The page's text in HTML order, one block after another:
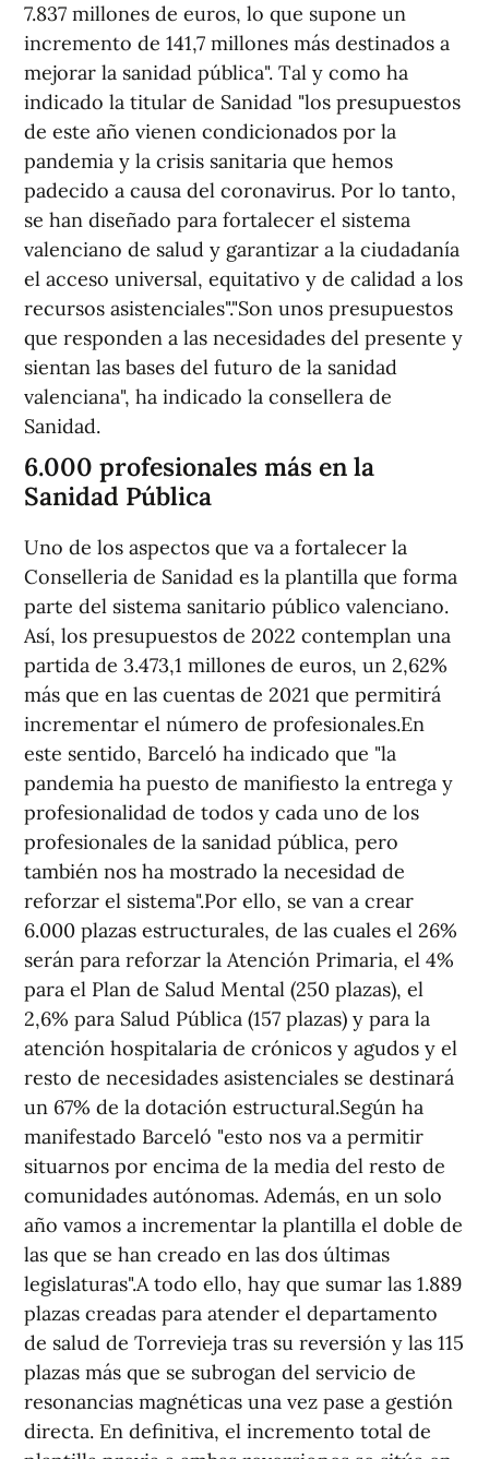
7.837 millones de euros, lo que supone un
incremento de 141,7 millones más destinados a
mejorar la sanidad pública". Tal y como ha
indicado la titular de Sanidad "los presupuestos
de este año vienen condicionados por la
pandemia y la crisis sanitaria que hemos
padecido a causa del coronavirus. Por lo tanto,
se han diseñado para fortalecer el sistema
valenciano de salud y garantizar a la ciudadanía
el acceso universal, equitativo y de calidad a los
recursos asistenciales"."Son unos presupuestos
que responden a las necesidades del presente y
sientan las bases del futuro de la sanidad
valenciana", ha indicado la consellera de
Sanidad.
6.000 profesionales más en la
Sanidad Pública
Uno de los aspectos que va a fortalecer la
Conselleria de Sanidad es la plantilla que forma
parte del sistema sanitario público valenciano.
Así, los presupuestos de 2022 contemplan una
partida de 3.473,1 millones de euros, un 2,62%
más que en las cuentas de 2021 que permitirá
incrementar el número de profesionales.En
este sentido, Barceló ha indicado que "la
pandemia ha puesto de manifiesto la entrega y
profesionalidad de todos y cada uno de los
profesionales de la sanidad pública, pero
también nos ha mostrado la necesidad de
reforzar el sistema".Por ello, se van a crear
6.000 plazas estructurales, de las cuales el 26%
serán para reforzar la Atención Primaria, el 4%
para el Plan de Salud Mental (250 plazas), el
2,6% para Salud Pública (157 plazas) y para la
atención hospitalaria de crónicos y agudos y el
resto de necesidades asistenciales se destinará
un 67% de la dotación estructural.Según ha
manifestado Barceló "esto nos va a permitir
situarnos por encima de la media del resto de
comunidades autónomas. Además, en un solo
año vamos a incrementar la plantilla el doble de
las que se han creado en las dos últimas
legislaturas".A todo ello, hay que sumar las 1.889
plazas creadas para atender el departamento
de salud de Torrevieja tras su reversión y las 115
plazas más que se subrogan del servicio de
resonancias magnéticas una vez pase a gestión
directa. En definitiva, el incremento total de